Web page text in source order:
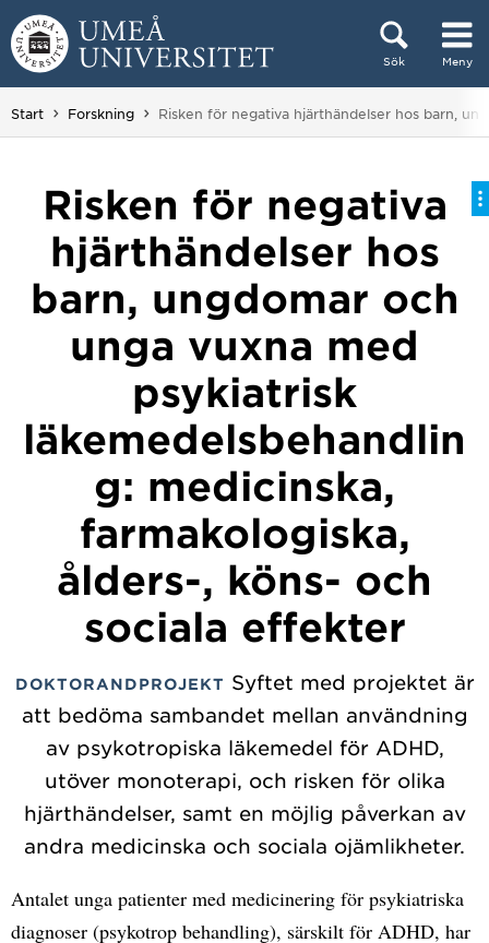
Hoppa direkt till innehållet
Sök Meny
Huvudmenyn dold.
Start Forskning Du är här:
Risken för negativa hjärthändelser hos barn,
Risken för negativa
hjärthändelser hos
barn, ungdomar och
unga vuxna med
psykiatrisk
läkemedelsbehandlin
g: medicinska,
farmakologiska,
ålders-, köns- och
sociala effekter
DOKTORANDPROJEKT Syftet med projektet är
att bedöma sambandet mellan användning
av psykotropiska läkemedel för ADHD,
utöver monoterapi, och risken för olika
hjärthändelser, samt en möjlig påverkan av
andra medicinska och sociala ojämlikheter.
Antalet unga patienter med medicinering för psykiatriska
diagnoser (psykotrop behandling), särskilt för ADHD, har